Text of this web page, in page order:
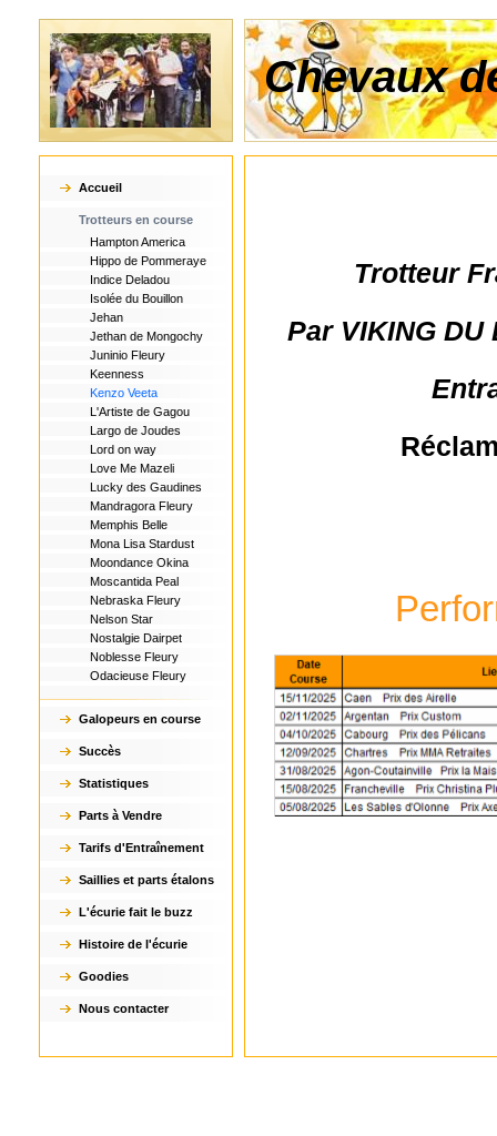
Chevaux
Accueil
Trotteurs en course
Hampton America
Hippo de Pommeraye
Indice Deladou
Isolée du Bouillon
Jehan
Jethan de Mongochy
Juninio Fleury
Keenness
Kenzo Veeta
L'Artiste de Gagou
Largo de Joudes
Lord on way
Love Me Mazeli
Lucky des Gaudines
Mandragora Fleury
Memphis Belle
Mona Lisa Stardust
Moondance Okina
Moscantida Peal
Nebraska Fleury
Nelson Star
Nostalgie Dairpet
Noblesse Fleury
Odacieuse Fleury
Galopeurs en course
Succès
Statistiques
Parts à Vendre
Tarifs d'Entraînement
Saillies et parts étalons
L'écurie fait le buzz
Histoire de l'écurie
Goodies
Nous contacter
Trotteur
Par VIKING DU